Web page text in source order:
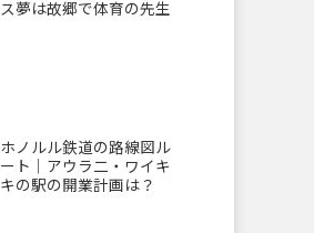
ス夢は故郷で体育の先生
ホノルル鉄道の路線図ル
ート｜アウラ二・ワイキ
キの駅の開業計画は？